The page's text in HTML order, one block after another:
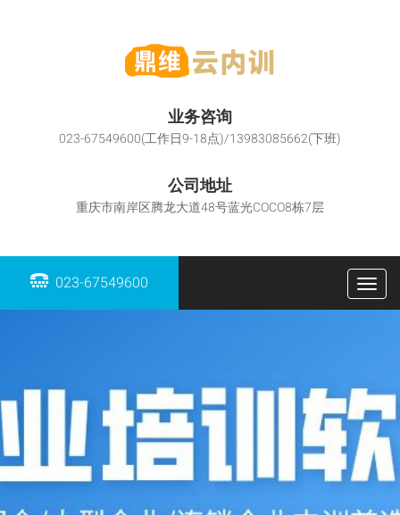
业务咨询
023-67549600(工作日9-18点)/13983085662(下班)
公司地址
重庆市南岸区腾龙大道48号蓝光COCO8栋7层
023-67549600
企业培训app开
发